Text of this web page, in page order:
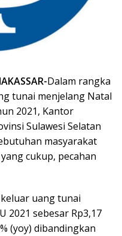
Dalam rangka
tunai menjelang Natal
2021, Kantor
Sulawesi Selatan
masyarakat
cukup, pecahan
uang tunai
2021 sebesar Rp3,17
(yoy) dibandingkan